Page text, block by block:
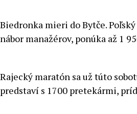
Biedronka mieri do Bytče.
nábor manažérov, ponúka až 1
Rajecký maratón sa už túto
predstaví s 1700 pretekármi,